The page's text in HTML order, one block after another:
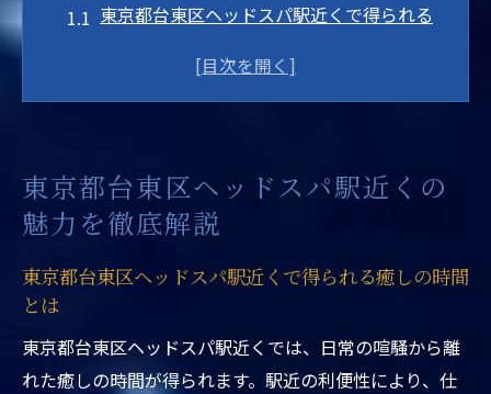
東京都台東区ヘッドスパ駅近くで得られる
駅近くで選ばれる東京都台東区ヘッドスパ
を解説
口コミで評判の東京都台東区ヘッドスパ駅
東京都台東区ヘッドスパ駅近くのここがリ
東京都台東区ヘッドスパ駅近くで期待でき
東京都台東区ヘッドスパ駅近くの
魅力を徹底解説
東京都台東区ヘッドスパ駅近くで得られる癒しの時間
とは
東京都台東区ヘッドスパ駅近くでは、日常の喧騒から離
れた癒しの時間が得られます。駅近の利便性により、仕